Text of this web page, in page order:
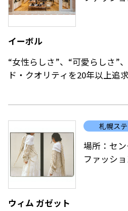
イーボル
“女性らしさ”、“可愛らしさ”
ド・クオリティを20年以上追
“大人レディを足元から”
日々がより輝くための1歩に寄
札幌ス
場所：セ
ファッシ
ウィム ガゼット